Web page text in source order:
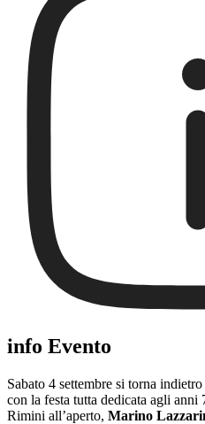
info Evento
Sabato 4 settembre si torna
con la festa tutta dedicata agli
Rimini all’aperto, Marino